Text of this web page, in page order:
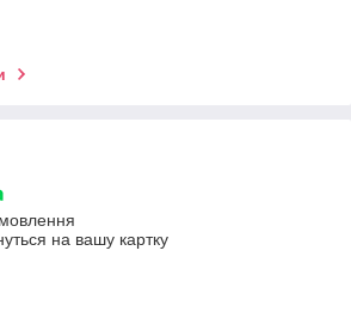
на вашу картку